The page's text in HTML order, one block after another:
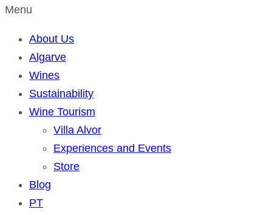
Menu
About Us
Algarve
Wines
Sustainability
Wine Tourism
Villa Alvor
Experiences and Events
Store
Blog
PT